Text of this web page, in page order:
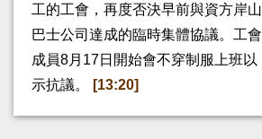
工的工會，再度否決早前與資方岸山
巴士公司達成的臨時集體協議。工會
成員8月17日開始會不穿制服上班以
示抗議。
[13:20]